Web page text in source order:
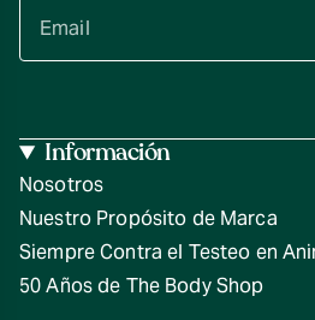
Información
Nosotros
Nuestro Propósito de Marca
Siempre Contra el Testeo en
50 Años de The Body Shop